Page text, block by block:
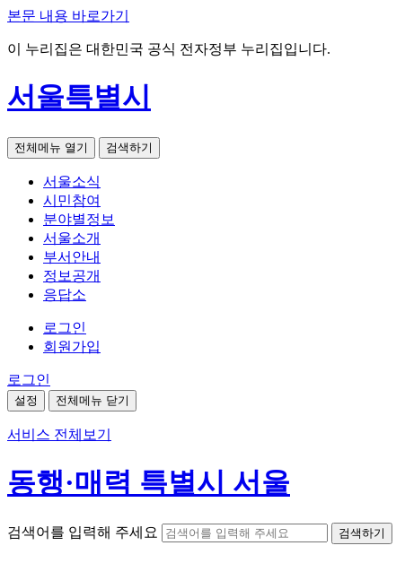
본문 내용 바로가기
이 누리집은 대한민국 공식 전자정부 누리집입니다.
서울특별시
전체메뉴 열기 검색하기
서울소식
시민참여
분야별정보
서울소개
부서안내
정보공개
응답소
로그인
회원가입
로그인
설정 전체메뉴 닫기
서비스 전체보기
동행·매력 특별시 서울
검색어를 입력해 주세요 검색하기